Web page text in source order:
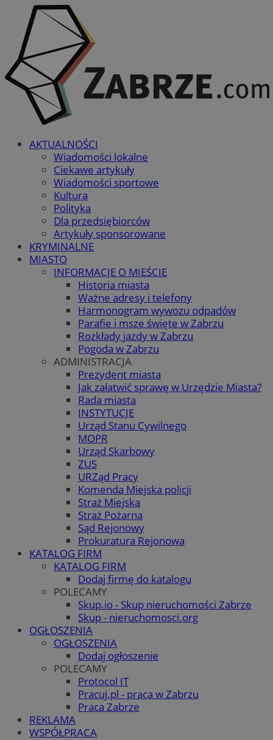
AKTUALNOŚCI
Wiadomości lokalne
Ciekawe artykuły
Wiadomości sportowe
Kultura
Polityka
Dla przedsiębiorców
Artykuły sponsorowane
KRYMINALNE
MIASTO
INFORMACJE O MIEŚCIE
Historia miasta
Ważne adresy i telefony
Harmonogram wywozu odpadów
Parafie i msze święte w Zabrzu
Rozkłady jazdy w Zabrzu
Pogoda w Zabrzu
ADMINISTRACJA
Prezydent miasta
Jak załatwić sprawę w Urzędzie Miasta?
Rada miasta
INSTYTUCJE
Urząd Stanu Cywilnego
MOPR
Urząd Skarbowy
ZUS
URZąd Pracy
Komenda Miejska policji
Straż Miejska
Straż Pożarna
Sąd Rejonowy
Prokuratura Rejonowa
KATALOG FIRM
KATALOG FIRM
Dodaj firmę do katalogu
POLECAMY
Skup.io - Skup nieruchomości Zabrze
Skup - nieruchomosci.org
OGŁOSZENIA
OGŁOSZENIA
Dodaj ogłoszenie
POLECAMY
Protocol IT
Pracuj.pl - praca w Zabrzu
Praca Zabrze
REKLAMA
WSPÓŁPRACA